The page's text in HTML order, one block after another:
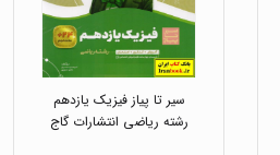
سیر تا پیاز فیزیک یازدهم
رشته ریاضی انتشارات گاج